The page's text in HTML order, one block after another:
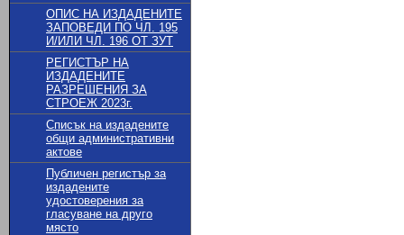
ОПИС НА ИЗДАДЕНИТЕ
ЗАПОВЕДИ ПО ЧЛ. 195
И/ИЛИ ЧЛ. 196 ОТ ЗУТ
РЕГИСТЪР НА
ИЗДАДЕНИТЕ
РАЗРЕШЕНИЯ ЗА
СТРОЕЖ 2023г.
Списък на издадените
общи административни
актове
Публичен регистър за
издадените
удостоверения за
гласуване на друго
място